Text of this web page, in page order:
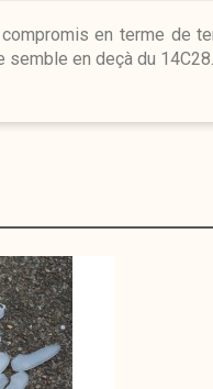
en terme de
semble en deçà du 14C28.